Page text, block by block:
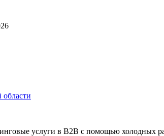
области
услуги в B2B с помощью холодных